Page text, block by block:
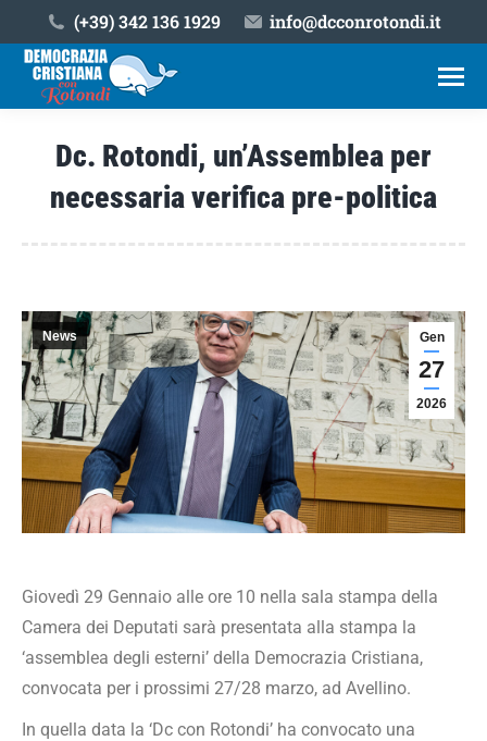
(+39) ‎342 136 1929 info@dcconrotondi.it
Dc. Rotondi, un’Assemblea per
necessaria verifica pre-politica
Gen
27
2026
News
Giovedì 29 Gennaio alle ore 10 nella sala stampa della
Camera dei Deputati sarà presentata alla stampa la
‘assemblea degli esterni’ della Democrazia Cristiana,
convocata per i prossimi 27/28 marzo, ad Avellino.
In quella data la ‘Dc con Rotondi’ ha convocato una